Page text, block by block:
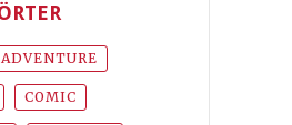
ADVENTURE
COMIC